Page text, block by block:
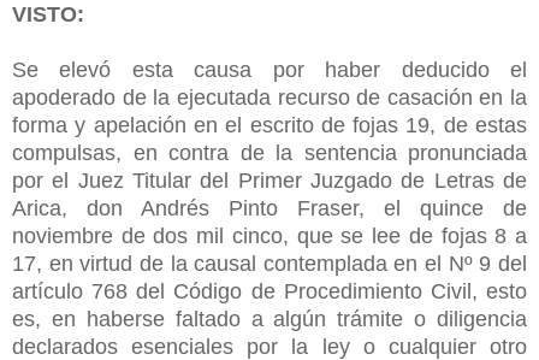
VISTO:
Se elevó esta causa por haber deducido el
apoderado de la ejecutada recurso de casación en la
forma y apelación en el escrito de fojas 19, de estas
compulsas, en contra de la sentencia pronunciada
por el Juez Titular del Primer Juzgado de Letras de
Arica, don Andrés Pinto Fraser, el quince de
noviembre de dos mil cinco, que se lee de fojas 8 a
17, en virtud de la causal contemplada en el Nº 9 del
artículo 768 del Código de Procedimiento Civil, esto
es, en haberse faltado a algún trámite o diligencia
declarados esenciales por la ley o cualquier otro